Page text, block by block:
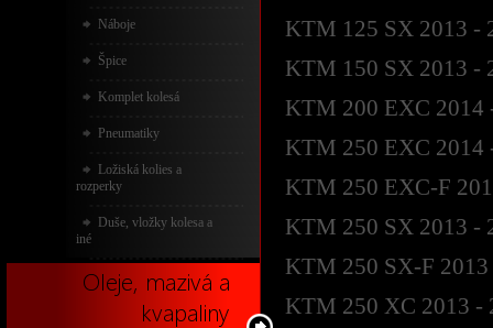
KTM 125 SX 2013 -
KTM 150 SX 2013 -
KTM 200 EXC 2014
KTM 250 EXC 2014
KTM 250 EXC-F
KTM 250 SX 2013 -
KTM 250 SX-F 2013
KTM 250 XC 2013 -
Náboje
Špice
Komplet kolesá
Pneumatiky
Ložiská kolies a
rozperky
Duše, vložky kolesa a
iné
Oleje, mazivá a
kvapaliny